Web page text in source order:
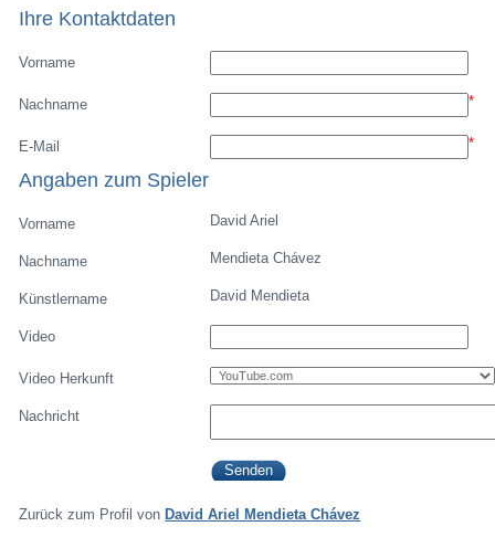
Ihre Kontaktdaten
Vorname
Nachname *
E-Mail *
Angaben zum Spieler
Vorname David Ariel
Nachname Mendieta Chávez
Künstlername David Mendieta
Video
Video Herkunft
Nachricht
Zurück zum Profil von David Ariel Mendieta Chávez